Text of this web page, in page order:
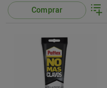
Comprar